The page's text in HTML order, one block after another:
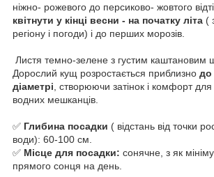
ніжно- рожевого до персиково- жовтого
квітнути у кінці весни - на початку літа (
регіону і погоди) і до перших морозів.
Листя темно-зелене з густим каштановим
Дорослий кущ розростається приблизно до
діаметрі , створюючи затінок і комфорт
водних мешканців.
✅ Глибина посадки ( відстань від точки
води): 60-100 см.
✅ Місце для посадки: сонячне, з як
прямого сонця на день.